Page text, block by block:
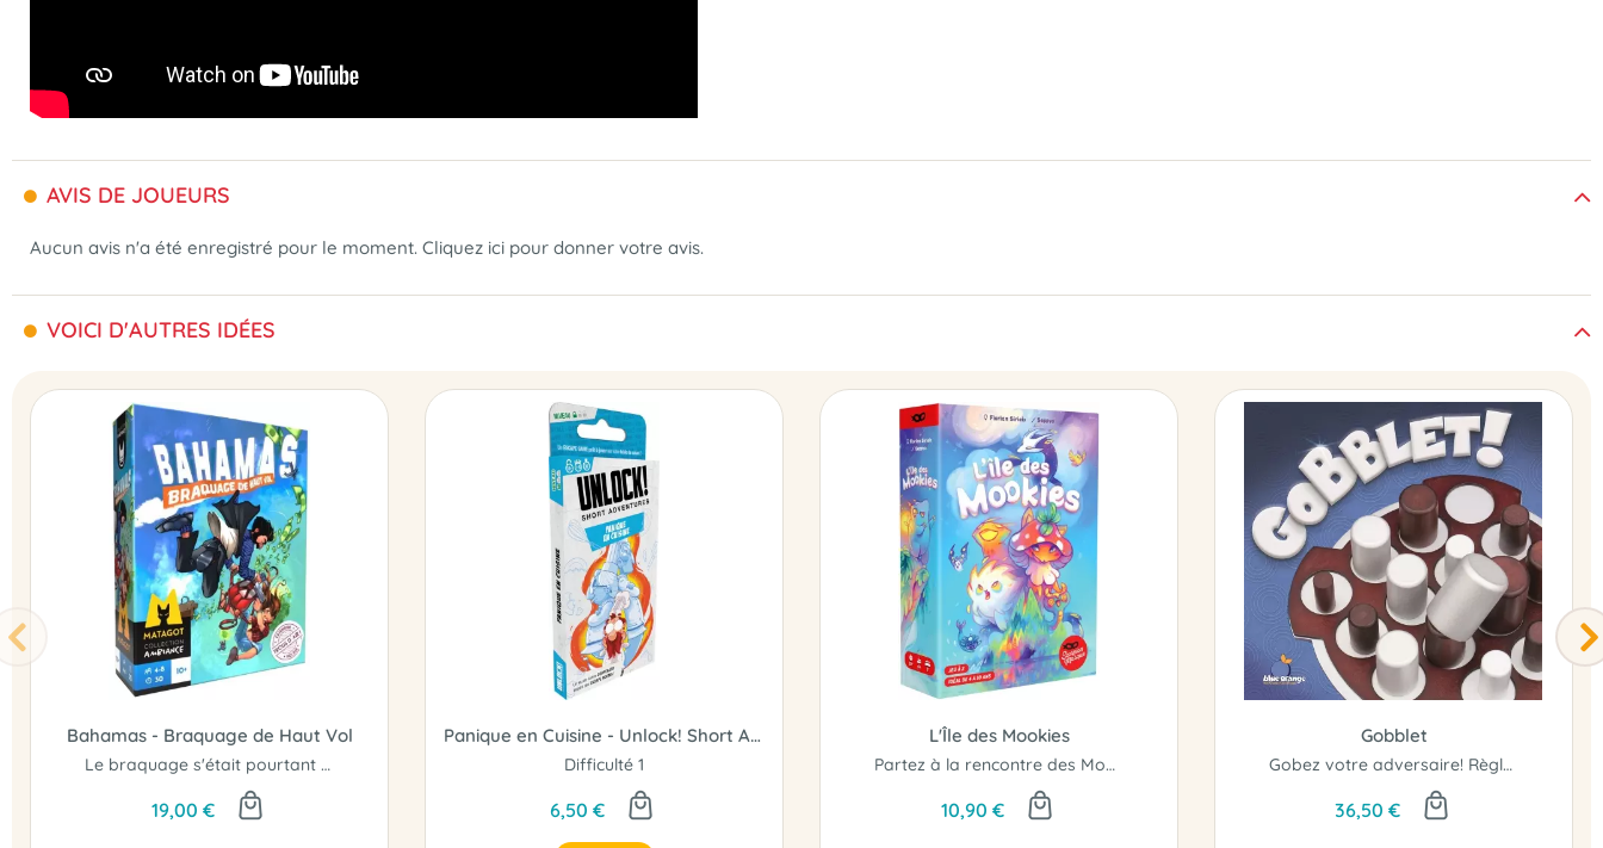
AVIS DE JOUEURS
Aucun avis n'a été enregistré pour le moment. Cliquez ici pour donner votre avis.
VOICI D'AUTRES IDÉES
Bahamas - Braquage de Haut Vol
Le braquage s'était pourtant bien passé...
19,00 €
Panique en Cuisine - Unlock! Short Adventures
Difficulté 1
6,50 €
L'Île des Mookies
Partez à la rencontre des Mookies...
10,90 €
Gobblet
Gobez votre adversaire! Règles simples, tactiques nombreuses : un jeu de réflexion en bois...
36,50 €